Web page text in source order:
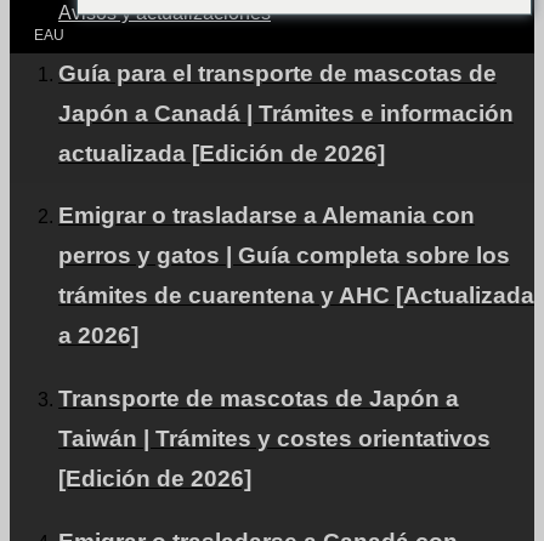
Avisos y actualizaciones
Guía para el transporte de mascotas de
Japón a Canadá | Trámites e información
actualizada [Edición de 2026]
Emigrar o trasladarse a Alemania con
perros y gatos | Guía completa sobre los
trámites de cuarentena y AHC [Actualizada
a 2026]
Transporte de mascotas de Japón a
Taiwán | Trámites y costes orientativos
[Edición de 2026]
EAU
De Japón a Abu Dhabi,
compañía (schnauzer
miniatura)
Este sitio WEB es.
Contribuir a la